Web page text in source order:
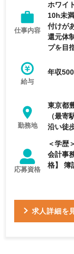
仕事内容
ホワイ
10h未
付けが
還元体
プを目
担当者
給与
年収
勤務地
東京都
（最
沿い徒
応募資格
＜学歴＞ 不問 ＜業務経験＞
会計事務
格】 簿
求人詳細を